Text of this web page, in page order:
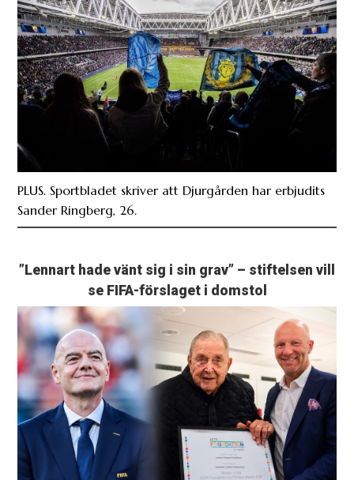
PLUS. Sportbladet skriver att Djurgården har erbjudits
Sander Ringberg, 26.
”Lennart hade vänt sig i sin grav” – stiftelsen vill
se FIFA-förslaget i domstol